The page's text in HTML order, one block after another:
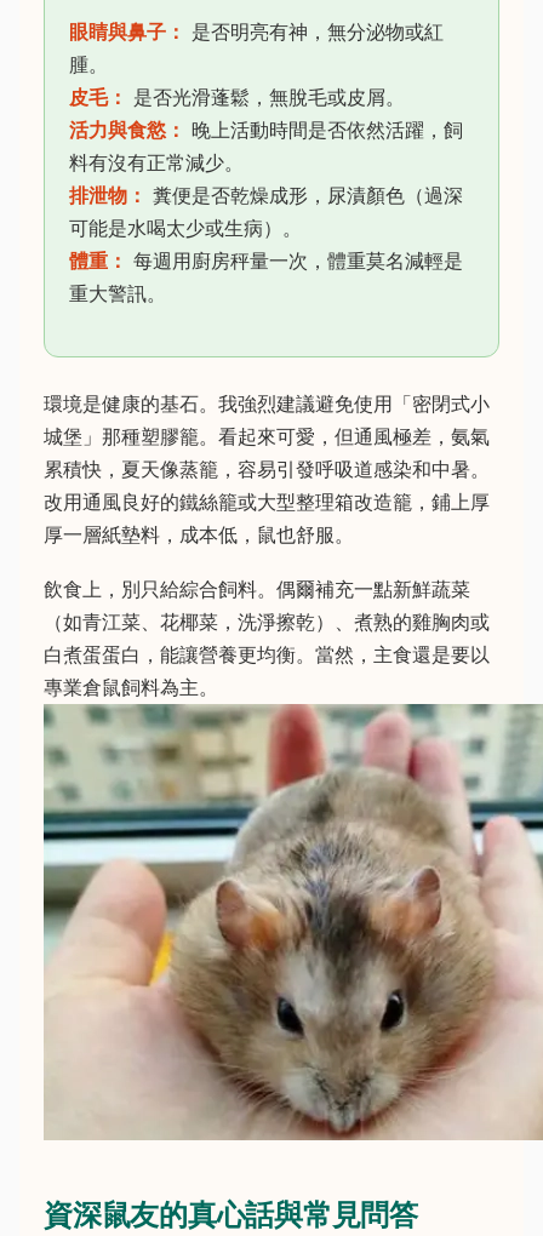
眼睛與鼻子： 是否明亮有神，無分泌物或紅
腫。
皮毛： 是否光滑蓬鬆，無脫毛或皮屑。
活力與食慾： 晚上活動時間是否依然活躍，飼
料有沒有正常減少。
排泄物： 糞便是否乾燥成形，尿漬顏色（過深
可能是水喝太少或生病）。
體重： 每週用廚房秤量一次，體重莫名減輕是
重大警訊。
環境是健康的基石。我強烈建議避免使用「密閉式小
城堡」那種塑膠籠。看起來可愛，但通風極差，氨氣
累積快，夏天像蒸籠，容易引發呼吸道感染和中暑。
改用通風良好的鐵絲籠或大型整理箱改造籠，鋪上厚
厚一層紙墊料，成本低，鼠也舒服。
飲食上，別只給綜合飼料。偶爾補充一點新鮮蔬菜
（如青江菜、花椰菜，洗淨擦乾）、煮熟的雞胸肉或
白煮蛋蛋白，能讓營養更均衡。當然，主食還是要以
專業倉鼠飼料為主。
資深鼠友的真心話與常見問答